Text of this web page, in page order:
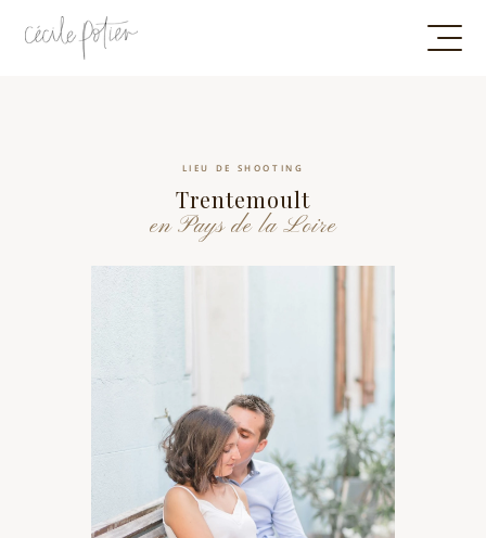
LIEU DE SHOOTING
Trentemoult
en Pays de la Loire